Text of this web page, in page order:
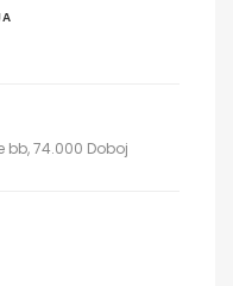
bb, 74.000 Doboj